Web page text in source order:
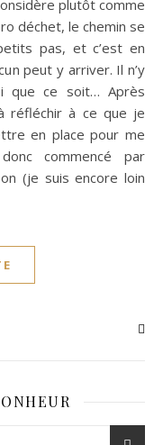
plutôt comme
déchet, le chemin se
pas, et c’est en
peut y arriver. Il n’y
que ce soit… Après
réfléchir à ce que je
en place pour me
commencé par
(je suis encore loin